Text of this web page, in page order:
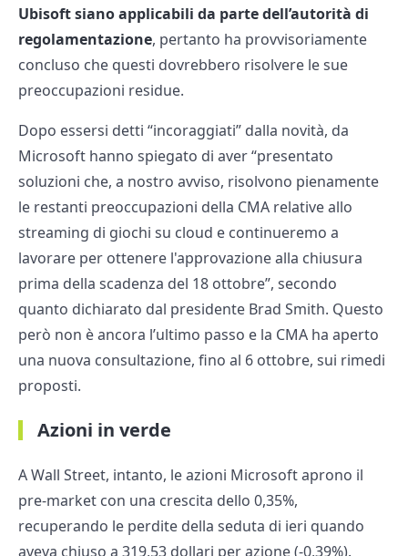
Ubisoft siano applicabili da parte dell’autorità di
regolamentazione, pertanto ha provvisoriamente
concluso che questi dovrebbero risolvere le sue
preoccupazioni residue.
Dopo essersi detti “incoraggiati” dalla novità, da
Microsoft hanno spiegato di aver “presentato
soluzioni che, a nostro avviso, risolvono pienamente
le restanti preoccupazioni della CMA relative allo
streaming di giochi su cloud e continueremo a
lavorare per ottenere l'approvazione alla chiusura
prima della scadenza del 18 ottobre”, secondo
quanto dichiarato dal presidente Brad Smith. Questo
però non è ancora l’ultimo passo e la CMA ha aperto
una nuova consultazione, fino al 6 ottobre, sui rimedi
proposti.
Azioni in verde
A Wall Street, intanto, le azioni Microsoft aprono il
pre-market con una crescita dello 0,35%,
recuperando le perdite della seduta di ieri quando
aveva chiuso a 319,53 dollari per azione (-0,39%).